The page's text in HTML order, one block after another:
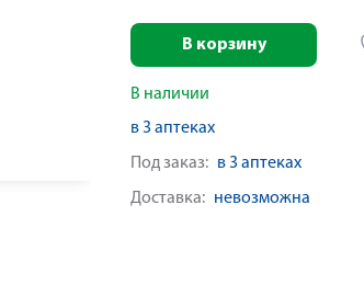
В корзину
В наличии
в 3 аптеках
Под заказ: в 3 аптеках
Доставка: невозможна